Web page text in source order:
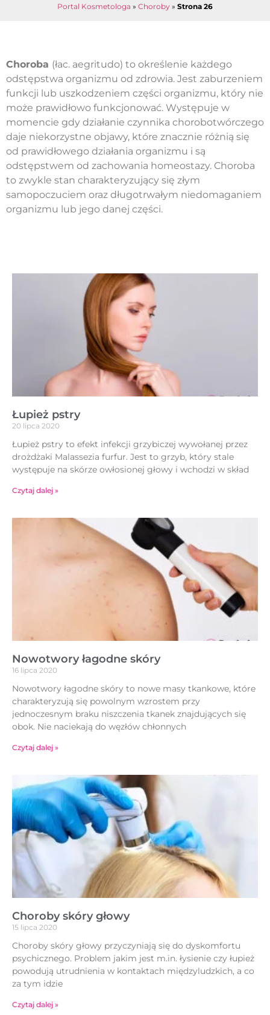
Portal Kosmetologa » Choroby » Strona 26
Choroba (łac. aegritudo) to określenie każdego
odstępstwa organizmu od zdrowia. Jest zaburzeniem
funkcji lub uszkodzeniem części organizmu, który nie
może prawidłowo funkcjonować. Występuje w
momencie gdy działanie czynnika chorobotwórczego
daje niekorzystne objawy, które znacznie różnią się
od prawidłowego działania organizmu i są
odstępstwem od zachowania homeostazy. Choroba
to zwykle stan charakteryzujący się złym
samopoczuciem oraz długotrwałym niedomaganiem
organizmu lub jego danej części.
Łupież pstry
20 lipca 2020
Łupież pstry to efekt infekcji grzybiczej wywołanej przez
drożdżaki Malassezia furfur. Jest to grzyb, który stale
występuje na skórze owłosionej głowy i wchodzi w skład
Czytaj dalej »
Nowotwory łagodne skóry
16 lipca 2020
Nowotwory łagodne skóry to nowe masy tkankowe, które
charakteryzują się powolnym wzrostem przy
jednoczesnym braku niszczenia tkanek znajdujących się
obok. Nie naciekają do węzłów chłonnych
Czytaj dalej »
Choroby skóry głowy
15 lipca 2020
Choroby skóry głowy przyczyniają się do dyskomfortu
psychicznego. Problem jakim jest m.in. łysienie czy łupież
powodują utrudnienia w kontaktach międzyludzkich, a co
za tym idzie
Czytaj dalej »